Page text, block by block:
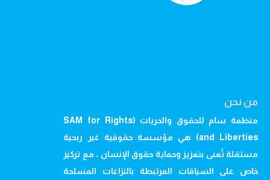
من نحن
منظمة سام للحقوق والحريات (SAM for Rights
and Liberties) هي مؤسسة حقوقية غير ربحية
مستقلة تُعنى بتعزيز وحماية حقوق الإنسان ، مع تركيز
خاص على السياقات المرتبطة بالنزاعات المسلحة